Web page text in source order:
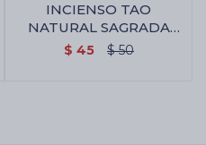
INCIENSO TAO
NATURAL SAGRADA
MADRE X5 - 7 Poderes
$ 45 $ 50